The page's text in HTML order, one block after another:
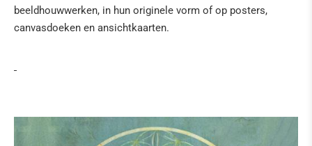
BOEDDHA & KLANKSCHALEN
IN DE PERS
beeldhouwwerken, in hun originele vorm of op posters,
canvasdoeken en ansichtkaarten.